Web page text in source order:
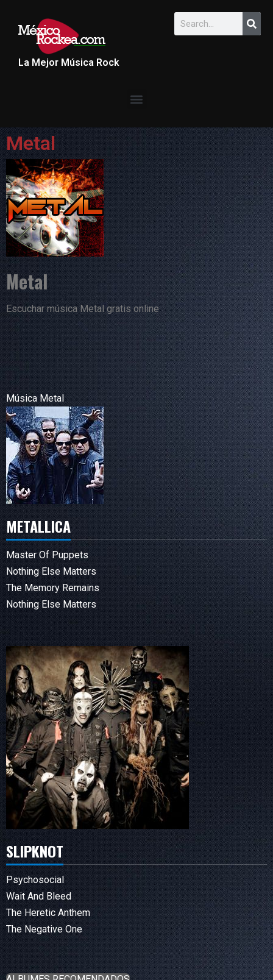
La Mejor Música Rock
Metal
Metal
Escuchar música Metal gratis online
Música Metal
METALLICA
Master Of Puppets
Nothing Else Matters
The Memory Remains
Nothing Else Matters
SLIPKNOT
Psychosocial
Wait And Bleed
The Heretic Anthem
The Negative One